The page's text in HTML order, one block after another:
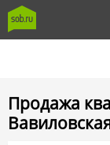
Продажа